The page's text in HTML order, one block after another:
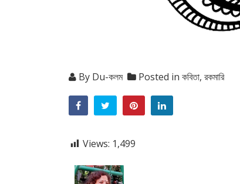
By Du-কলম Posted in কবিতা, রকমারি
Views: 1,499